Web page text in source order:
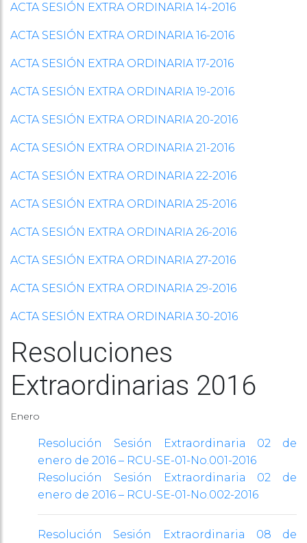
ACTA SESIÓN EXTRA ORDINARIA 14-2016
ACTA SESIÓN EXTRA ORDINARIA 16-2016
ACTA SESIÓN EXTRA ORDINARIA 17-2016
ACTA SESIÓN EXTRA ORDINARIA 19-2016
ACTA SESIÓN EXTRA ORDINARIA 20-2016
ACTA SESIÓN EXTRA ORDINARIA 21-2016
ACTA SESIÓN EXTRA ORDINARIA 22-2016
ACTA SESIÓN EXTRA ORDINARIA 25-2016
ACTA SESIÓN EXTRA ORDINARIA 26-2016
ACTA SESIÓN EXTRA ORDINARIA 27-2016
ACTA SESIÓN EXTRA ORDINARIA 29-2016
ACTA SESIÓN EXTRA ORDINARIA 30-2016
Resoluciones
Extraordinarias 2016
Enero
Resolución Sesión Extraordinaria 02 de
enero de 2016 – RCU-SE-01-No.001-2016
Resolución Sesión Extraordinaria 02 de
enero de 2016 – RCU-SE-01-No.002-2016
Resolución Sesión Extraordinaria 08 de